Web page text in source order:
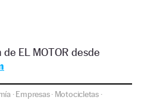
EL MOTOR desde
·Empresas· Motocicletas·